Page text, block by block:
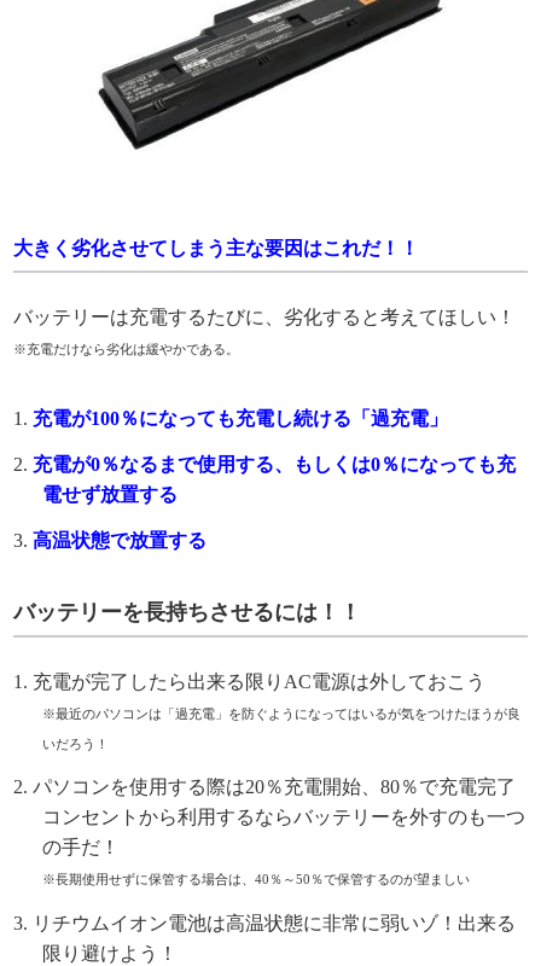
大きく劣化させてしまう主な要因はこれだ！！
バッテリーは充電するたびに、劣化すると考えてほしい！
※充電だけなら劣化は緩やかである。
充電が100％になっても充電し続ける「過充電」
充電が0％なるまで使用する、もしくは0％になっても充
電せず放置する
高温状態で放置する
バッテリーを長持ちさせるには！！
充電が完了したら出来る限りAC電源は外しておこう
※最近のパソコンは「過充電」を防ぐようになってはいるが気をつけたほうが良
いだろう！
パソコンを使用する際は20％充電開始、80％で充電完了
コンセントから利用するならバッテリーを外すのも一つ
の手だ！
※長期使用せずに保管する場合は、40％～50％で保管するのが望ましい
リチウムイオン電池は高温状態に非常に弱いゾ！出来る
限り避けよう！